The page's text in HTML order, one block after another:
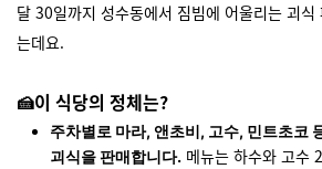
달 30일까지 성수동에서 짐빔에 어울리는 괴
는데요.
🍰이 식당의 정체는?
주차별로 마라, 앤초비, 고수, 민트초코
괴식을 판매합니다. 메뉴는 하수와 고수